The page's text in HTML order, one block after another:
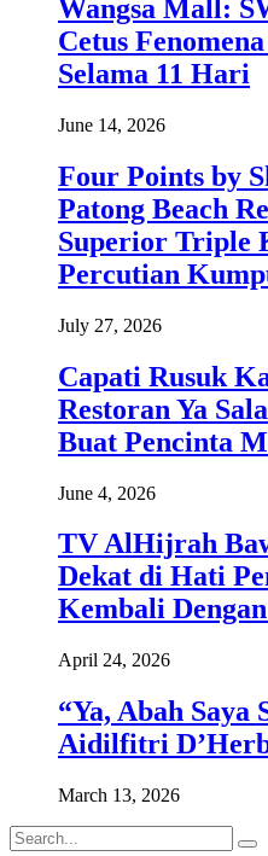
Wangsa Mall:
Cetus
Selama 11 Hari
June 14, 2026
Four Points by
Patong Beach
Superior Triple
Percutian
July 27, 2026
Capati Rusuk
Restoran Ya
Buat Pencinta
June 4, 2026
TV AlHijrah
Dekat di Hati
Kembali
April 24, 2026
“Ya, Abah Saya
Aidilfitri
March 13, 2026